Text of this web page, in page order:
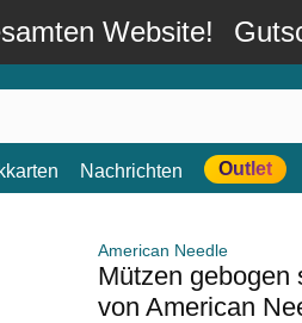
Website!
Nachrichten Outlet
American Needle
Mützen gebogen
von American